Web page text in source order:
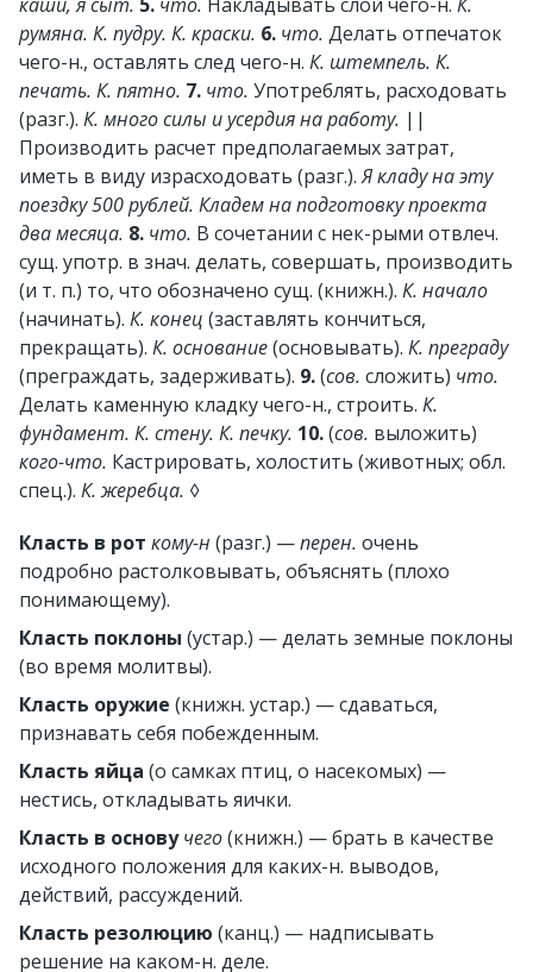
румяна. К. пудру. К. краски. 6. что. Делать отпечаток
чего-н., оставлять след чего-н. К. штемпель. К.
печать. К. пятно. 7. что. Употреблять, расходовать
(разг.). К. много силы и усердия на работу. ||
Производить расчет предполагаемых затрат,
иметь в виду израсходовать (разг.). Я кладу на эту
поездку 500 рублей. Кладем на подготовку проекта
два месяца. 8. что. В сочетании с нек-рыми отвлеч.
сущ. употр. в знач. делать, совершать, производить
(и т. п.) то, что обозначено сущ. (книжн.). К. начало
(начинать). К. конец (заставлять кончиться,
прекращать). К. основание(основывать). К. преграду
(преграждать, задерживать). 9.(сов. сложить) что.
Делать каменную кладку чего-н., строить. К.
фундамент. К. стену. К. печку. 10.(сов. выложить)
кого-что. Кастрировать, холостить (животных; обл.
спец.). К. жеребца. ◊
Класть в рот кому-н (разг.) —перен. очень
подробно растолковывать, объяснять (плохо
понимающему).
Класть поклоны (устар.) — делать земные поклоны
(во время молитвы).
Класть оружие (книжн. устар.) — сдаваться,
признавать себя побежденным.
Класть яйца (о самках птиц, о насекомых) —
нестись, откладывать яички.
Класть в основу чего(книжн.) — брать в качестве
исходного положения для каких-н. выводов,
действий, рассуждений.
Класть резолюцию (канц.) — надписывать
решение на каком-н. деле.